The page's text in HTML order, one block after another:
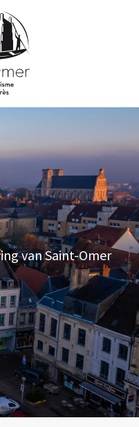
van Saint-Omer